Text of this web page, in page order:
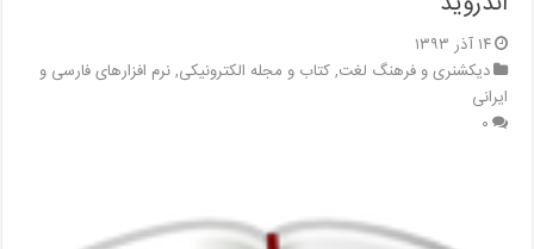
۱۴ آذر ۱۳۹۳
دیکشنری و فرهنگ لغت,کتاب و مجله الکترونیکی,نرم افزارهای فارسی و
ایرانی
۰